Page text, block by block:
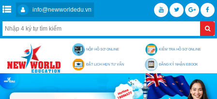
info@newworldedu.vn
NỘP HỒ SƠ ONLINE KIỂM TRA HỒ SƠ ONLINE
ĐẶT LỊCH HẸN TƯ VẤN ĐĂNG KÝ NHẬN EBOOK